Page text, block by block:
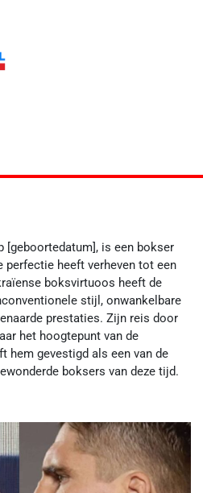
[geboortedatum], is een bokser
perfectie heeft verheven tot een
boksvirtuoos heeft de
stijl, onwankelbare
prestaties. Zijn reis door
het hoogtepunt van de
hem gevestigd als een van de
boksers van deze tijd.